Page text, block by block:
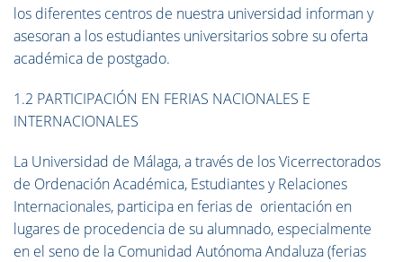
los diferentes centros de nuestra universidad informan y
asesoran a los estudiantes universitarios sobre su oferta
académica de postgado.
1.2 PARTICIPACIÓN EN FERIAS NACIONALES E
INTERNACIONALES
La Universidad de Málaga, a través de los Vicerrectorados
de Ordenación Académica, Estudiantes y Relaciones
Internacionales, participa en ferias de orientación en
lugares de procedencia de su alumnado, especialmente
en el seno de la Comunidad Autónoma Andaluza (ferias